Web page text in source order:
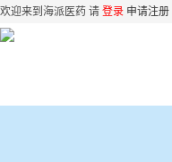
欢迎来到海派医药 请 登录 申请注册